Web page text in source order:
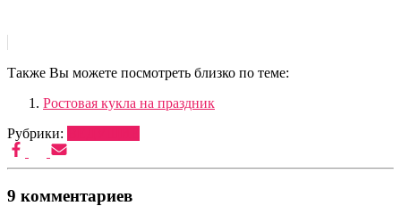
Также Вы можете посмотреть близко по теме:
Ростовая кукла на праздник
Рубрики:
9 комментариев